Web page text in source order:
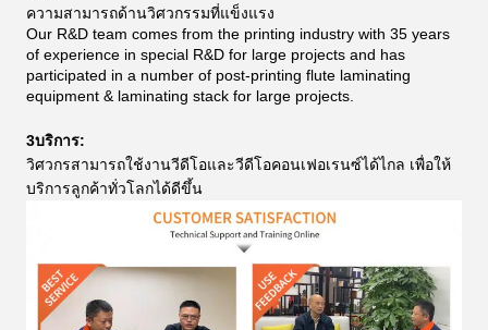
ความสามารถด้านวิศวกรรมที่แข็งแรง
Our R&D team comes from the printing industry with 35 years
of experience in special R&D for large projects and has
participated in a number of post-printing flute laminating
equipment & laminating stack for large projects.
3บริการ:
วิศวกรสามารถใช้งานวีดีโอและวีดีโอคอนเฟอเรนซ์ได้ไกล เพื่อให้
บริการลูกค้าทั่วโลกได้ดีขึ้น